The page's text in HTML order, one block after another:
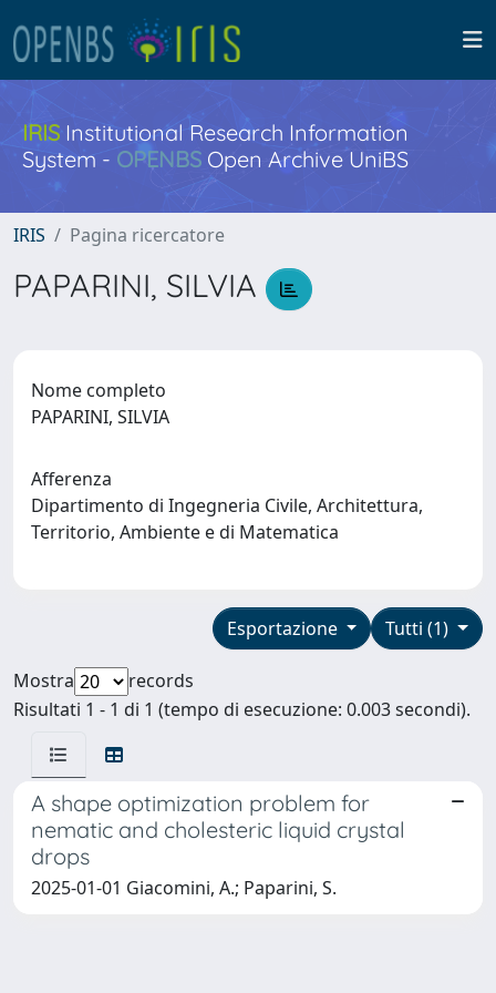
IRISInstitutional Research Information
System - OPENBS Open Archive UniBS
IRIS Pagina ricercatore
PAPARINI, SILVIA
Nome completo
PAPARINI, SILVIA
Afferenza
Dipartimento di Ingegneria Civile, Architettura,
Territorio, Ambiente e di Matematica
Tutti (1)
Esportazione
Mostra
records
Risultati 1 - 1 di 1 (tempo di esecuzione: 0.003 secondi).
A shape optimization problem for
nematic and cholesteric liquid crystal
drops
2025-01-01 Giacomini, A.; Paparini, S.